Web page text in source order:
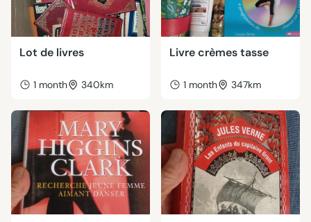
Lot de livres
1 month 340km
Livre crèmes tasse
1 month 347km